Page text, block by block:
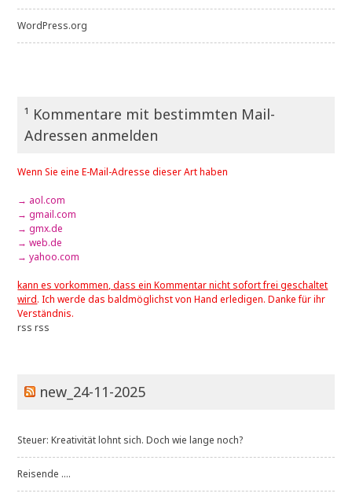
WordPress.org
¹ Kommentare mit bestimmten Mail-
Adressen anmelden
Wenn Sie eine E-Mail-Adresse dieser Art haben
→ aol.com
→ gmail.com
→ gmx.de
→ web.de
→ yahoo.com
kann es vorkommen, dass ein Kommentar nicht sofort frei geschaltet
wird. Ich werde das baldmöglichst von Hand erledigen. Danke für ihr
Verständnis.
rss rss
new_24-11-2025
Steuer: Kreativität lohnt sich. Doch wie lange noch?
Reisende ....